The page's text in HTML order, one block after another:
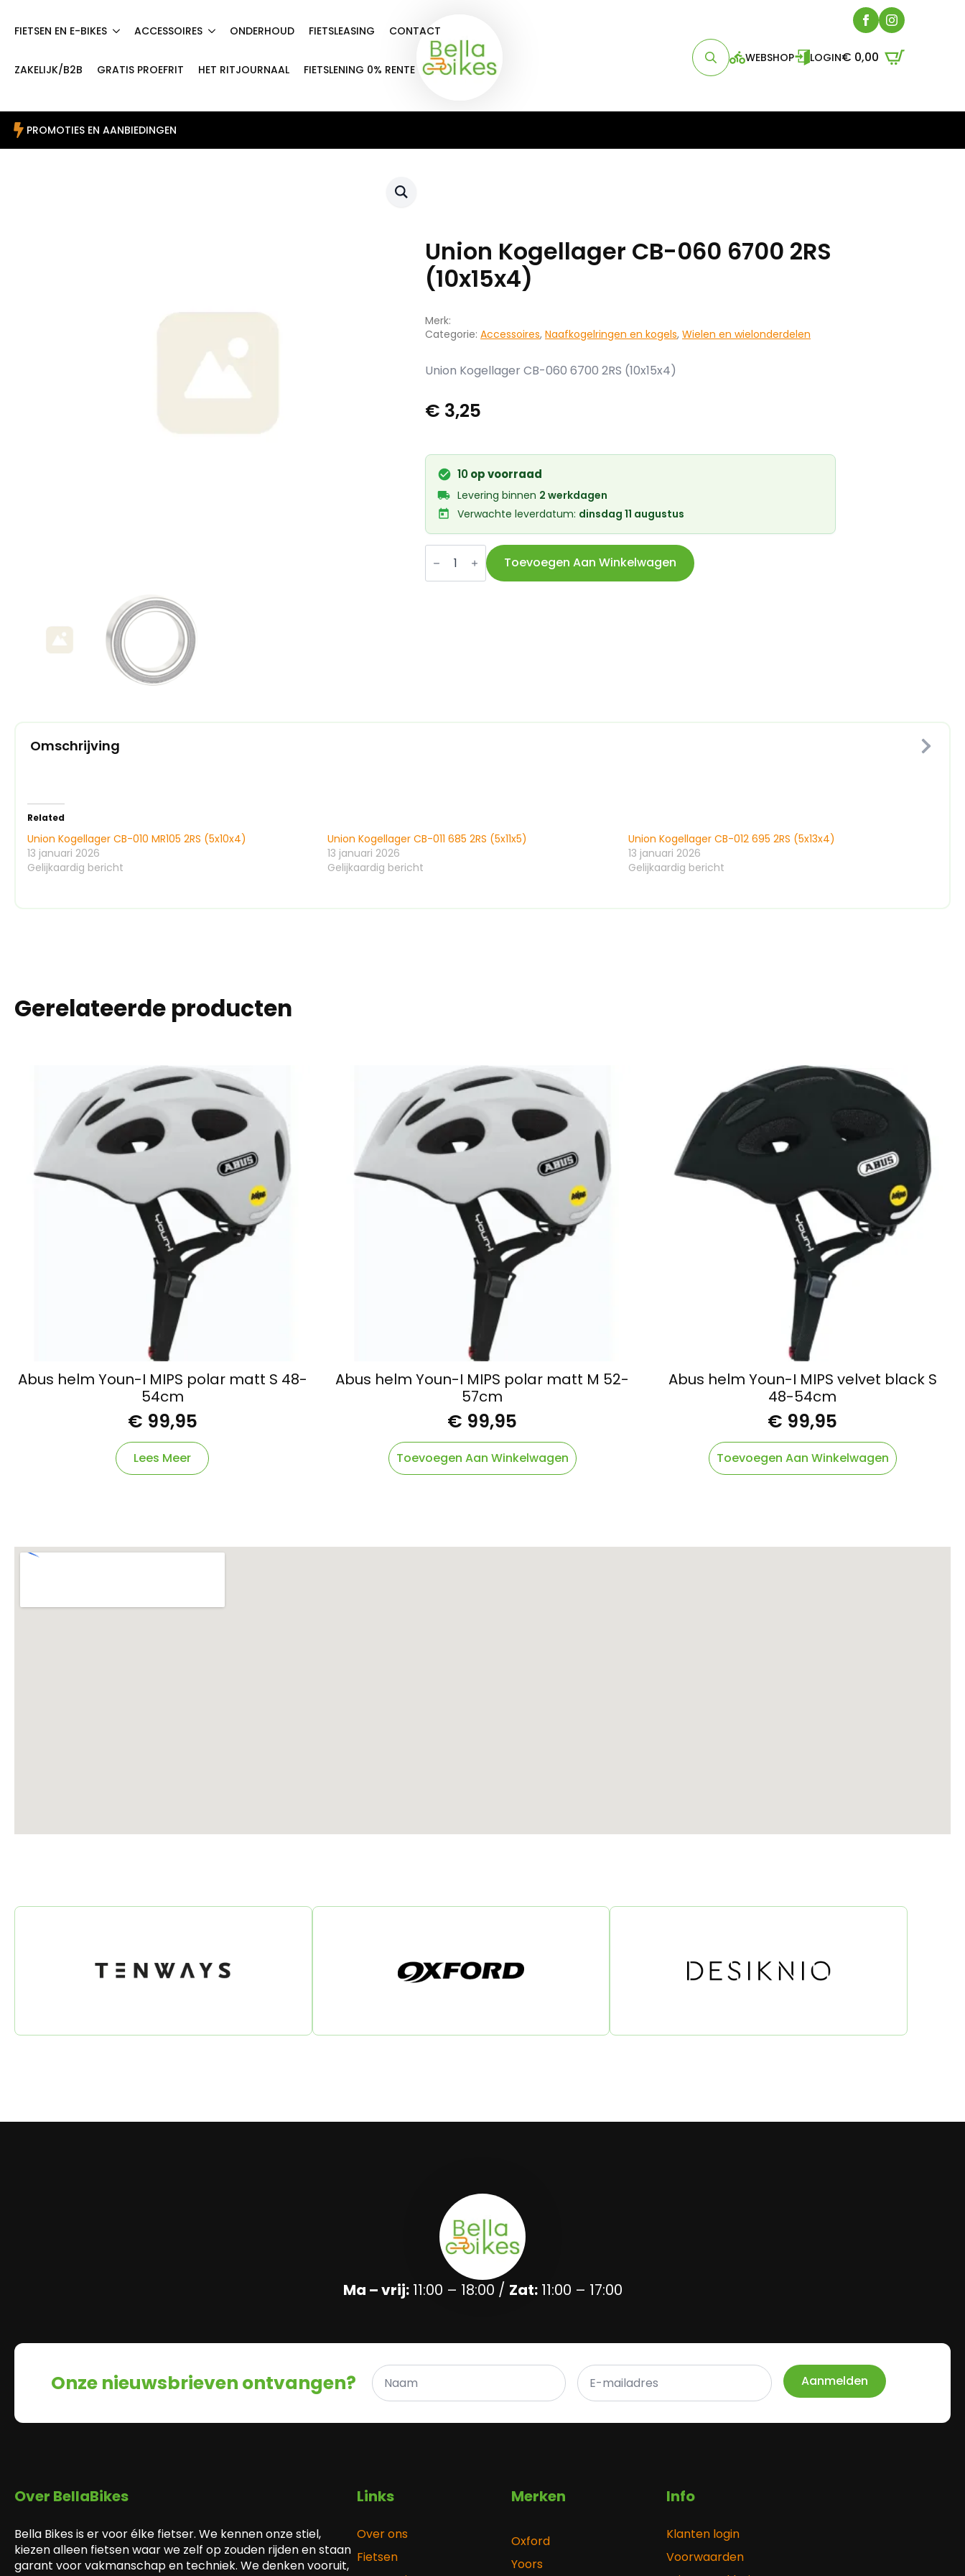
FIETSEN EN E-BIKES ACCESSOIRES ONDERHOUD FIETSLEASING CONTACT
ZAKELIJK/B2B GRATIS PROEFRIT HET RITJOURNAAL FIETSLENING 0% RENTE
WEBSHOP LOGIN€ 0,00
PROMOTIES EN AANBIEDINGEN
Union Kogellager CB-060 6700 2RS
(10x15x4)
Merk:
Categorie: Accessoires, Naafkogelringen en kogels, Wielen en wielonderdelen
Union Kogellager CB-060 6700 2RS (10x15x4)
€ 3,25
10op voorraad
Levering binnen 2 werkdagen
Verwachte leverdatum: dinsdag 11 augustus
Union
Kogellager
060
Toevoegen Aan Winkelwagen
Omschrijving
Related
Union Kogellager CB-010 MR105 2RS (5x10x4)
13 januari 2026
Gelijkaardig bericht
Union Kogellager CB-011 685 2RS (5x11x5)
13 januari 2026
Gelijkaardig bericht
Union Kogellager CB-012 695 2RS (5x13x4)
13 januari 2026
Gelijkaardig bericht
Gerelateerde producten
Abus helm Youn-I MIPS polar matt S 48-
54cm
€ 99,95
Lees Meer
Abus helm Youn-I MIPS polar matt M 52-
57cm
€ 99,95
Toevoegen Aan Winkelwagen
Abus helm Youn-I MIPS velvet black S
48-54cm
€ 99,95
Toevoegen Aan Winkelwagen
Ma – vrij:11:00 – 18:00 / Zat:11:00 – 17:00
Onze nieuwsbrieven ontvangen?
Naam
*
E-
mailadres
*
Aanmelden
Over BellaBikes
Bella Bikes is er voor élke fietser. We kennen onze stiel,
kiezen alleen fietsen waar we zelf op zouden rijden en staan
garant voor vakmanschap en techniek. We denken vooruit,
Links
Over ons
Fietsen
Merken
Oxford
Yoors
Info
Klanten login
Voorwaarden